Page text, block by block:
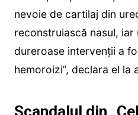
nevoie de cartilaj din
reconstruiască nasul, iar
dureroase intervenții a
hemoroizi”, declara el la
Scandalul din